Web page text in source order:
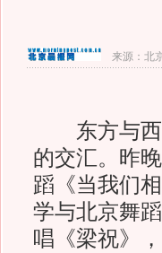
来源： 北
东方与西
的交汇。昨
蹈《当我们
学与北京舞
唱《梁祝》